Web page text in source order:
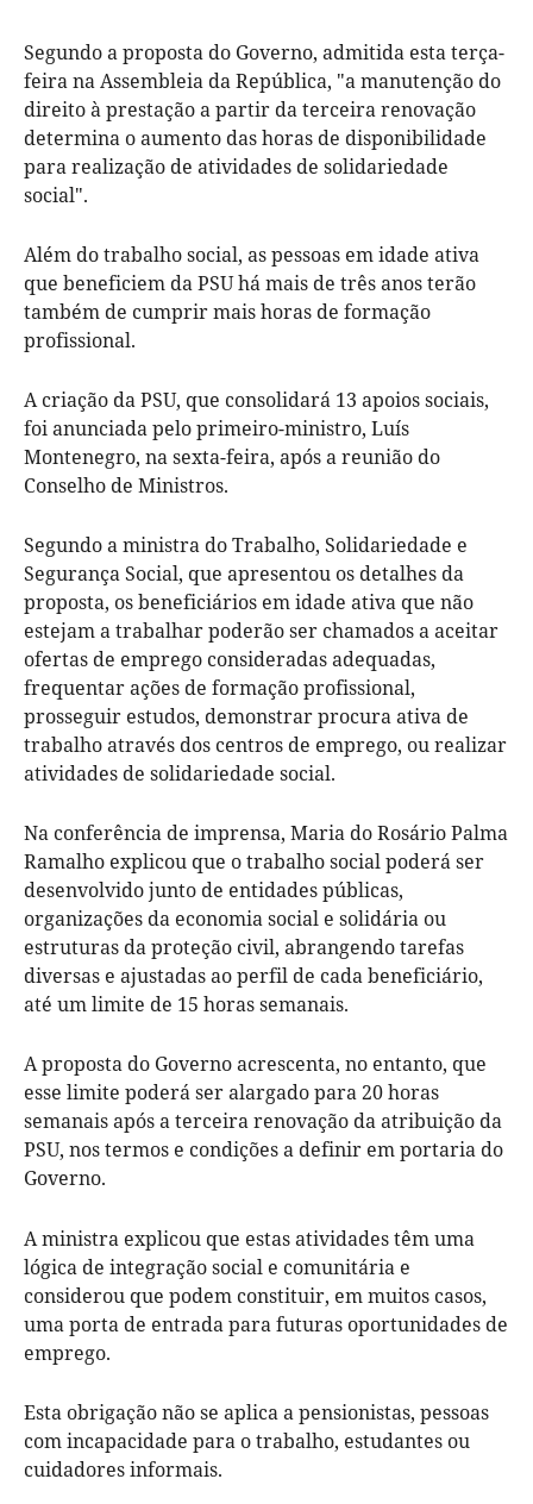
Segundo a proposta do Governo, admitida esta terça-
feira na Assembleia da República, "a manutenção do
direito à prestação a partir da terceira renovação
determina o aumento das horas de disponibilidade
para realização de atividades de solidariedade
social".
Além do trabalho social, as pessoas em idade ativa
que beneficiem da PSU há mais de três anos terão
também de cumprir mais horas de formação
profissional.
A criação da PSU, que consolidará 13 apoios sociais,
foi anunciada pelo primeiro-ministro, Luís
Montenegro, na sexta-feira, após a reunião do
Conselho de Ministros.
Segundo a ministra do Trabalho, Solidariedade e
Segurança Social, que apresentou os detalhes da
proposta, os beneficiários em idade ativa que não
estejam a trabalhar poderão ser chamados a aceitar
ofertas de emprego consideradas adequadas,
frequentar ações de formação profissional,
prosseguir estudos, demonstrar procura ativa de
trabalho através dos centros de emprego, ou realizar
atividades de solidariedade social.
Na conferência de imprensa, Maria do Rosário Palma
Ramalho explicou que o trabalho social poderá ser
desenvolvido junto de entidades públicas,
organizações da economia social e solidária ou
estruturas da proteção civil, abrangendo tarefas
diversas e ajustadas ao perfil de cada beneficiário,
até um limite de 15 horas semanais.
A proposta do Governo acrescenta, no entanto, que
esse limite poderá ser alargado para 20 horas
semanais após a terceira renovação da atribuição da
PSU, nos termos e condições a definir em portaria do
Governo.
A ministra explicou que estas atividades têm uma
lógica de integração social e comunitária e
considerou que podem constituir, em muitos casos,
uma porta de entrada para futuras oportunidades de
emprego.
Esta obrigação não se aplica a pensionistas, pessoas
com incapacidade para o trabalho, estudantes ou
cuidadores informais.